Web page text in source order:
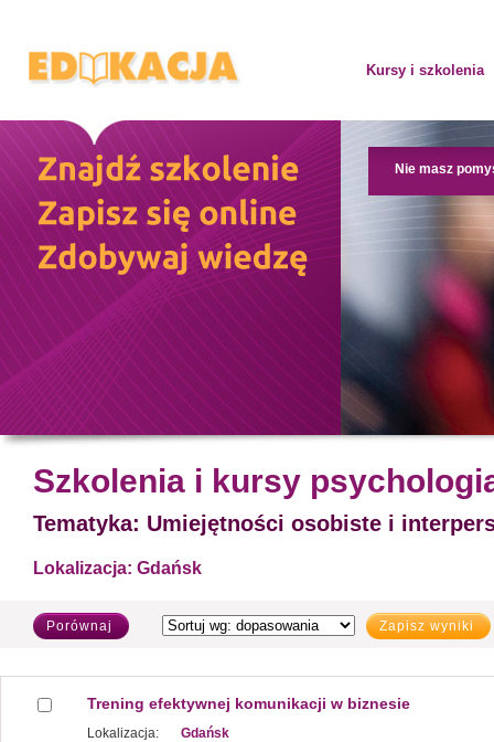
Kursy i szkolenia
Nie masz
Szkolenia i kursy
Tematyka: Umiejętności osobiste i
Lokalizacja: Gdańsk
Porównaj Zapisz wyniki
Trening efektywnej komunikacji w biznesie
Lokalizacja:
Gdańsk